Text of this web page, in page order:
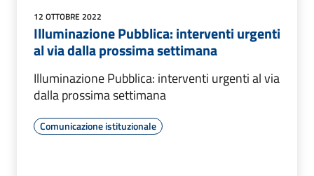
12 OTTOBRE 2022
Illuminazione Pubblica: interventi urgenti
al via dalla prossima settimana
Illuminazione Pubblica: interventi urgenti al via
dalla prossima settimana
Comunicazione istituzionale